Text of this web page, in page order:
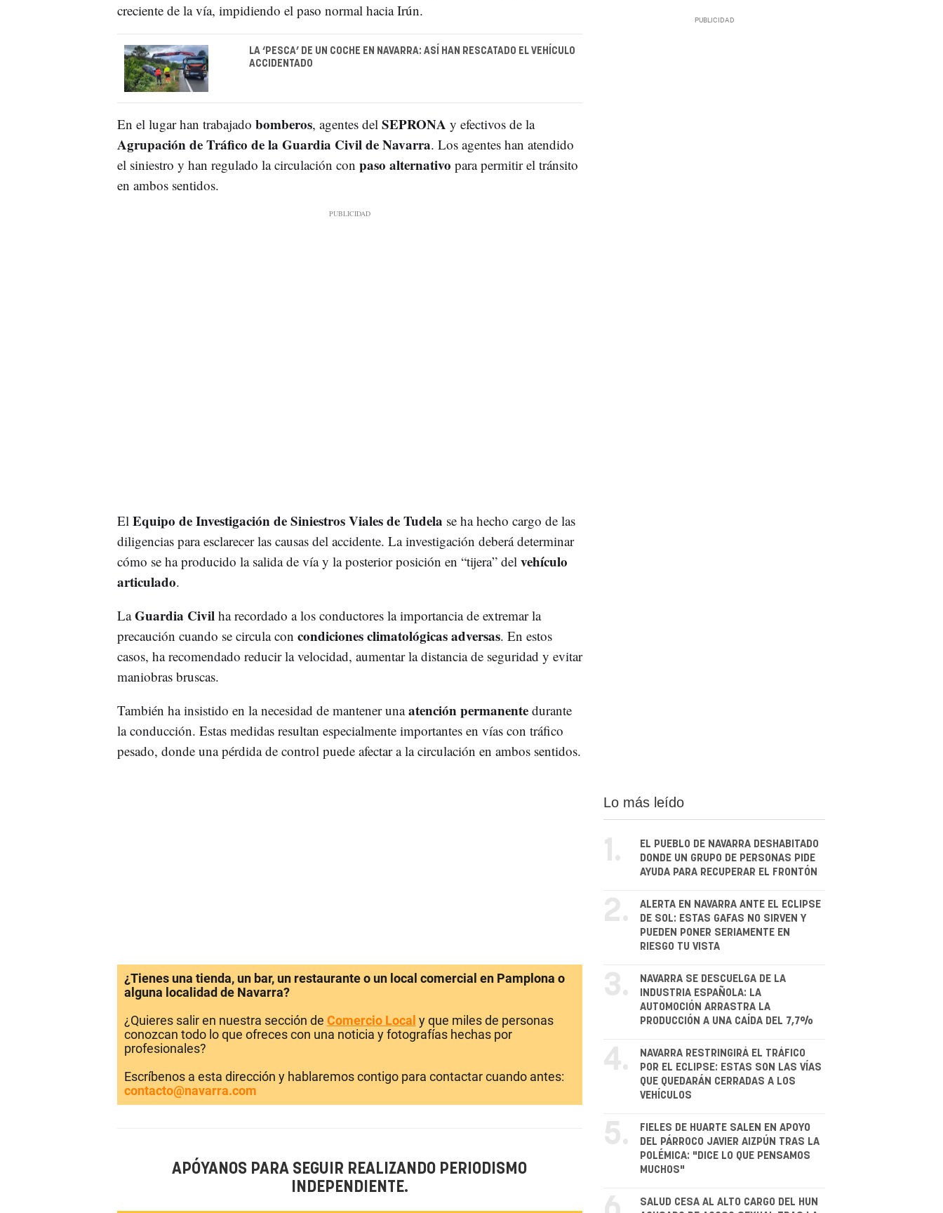
creciente de la vía, impidiendo el paso normal hacia Irún.
LA ‘PESCA’ DE UN COCHE EN NAVARRA: ASÍ HAN RESCATADO EL VEHÍCULO
ACCIDENTADO
En el lugar han trabajado bomberos, agentes del SEPRONA y efectivos de la
Agrupación de Tráfico de la Guardia Civil de Navarra. Los agentes han atendido
el siniestro y han regulado la circulación con paso alternativo para permitir el tránsito
en ambos sentidos.
El Equipo de Investigación de Siniestros Viales de Tudela se ha hecho cargo de las
diligencias para esclarecer las causas del accidente. La investigación deberá determinar
cómo se ha producido la salida de vía y la posterior posición en “tijera” del vehículo
articulado.
LaGuardia Civilha recordado a los conductores la importancia de extremar la
precaución cuando se circula con condiciones climatológicas adversas. En estos
casos, ha recomendado reducir la velocidad, aumentar la distancia de seguridad y evitar
maniobras bruscas.
También ha insistido en la necesidad de mantener unaatención permanentedurante
la conducción. Estas medidas resultan especialmente importantes en vías con tráfico
pesado, donde una pérdida de control puede afectar a la circulación en ambos sentidos.
¿Tienes una tienda, un bar, un restaurante o un local comercial en Pamplona o
alguna localidad de Navarra?
¿Quieres salir en nuestra sección de Comercio Local y que miles de personas
conozcan todo lo que ofreces con una noticia y fotografías hechas por
profesionales?
Escríbenos a esta dirección y hablaremos contigo para contactar cuando antes:
contacto@navarra.com
APÓYANOS PARA SEGUIR REALIZANDO PERIODISMO
INDEPENDIENTE.
Lo más leído
1.
EL PUEBLO DE NAVARRA DESHABITADO
DONDE UN GRUPO DE PERSONAS PIDE
AYUDA PARA RECUPERAR EL FRONTÓN
2.
ALERTA EN NAVARRA ANTE EL ECLIPSE
DE SOL: ESTAS GAFAS NO SIRVEN Y
PUEDEN PONER SERIAMENTE EN
RIESGO TU VISTA
3.
NAVARRA SE DESCUELGA DE LA
INDUSTRIA ESPAÑOLA: LA
AUTOMOCIÓN ARRASTRA LA
PRODUCCIÓN A UNA CAÍDA DEL 7,7%
4.
NAVARRA RESTRINGIRÁ EL TRÁFICO
POR EL ECLIPSE: ESTAS SON LAS VÍAS
QUE QUEDARÁN CERRADAS A LOS
VEHÍCULOS
5.
FIELES DE HUARTE SALEN EN APOYO
DEL PÁRROCO JAVIER AIZPÚN TRAS LA
POLÉMICA: "DICE LO QUE PENSAMOS
MUCHOS"
SALUD CESA AL ALTO CARGO DEL HUN